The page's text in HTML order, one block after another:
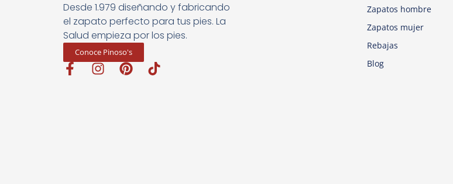
Desde 1.979 diseñando y fabricando
el zapato perfecto para tus pies. La
Salud empieza por los pies.
Conoce Pinoso's
Zapatos hombre
Zapatos mujer
Rebajas
Blog